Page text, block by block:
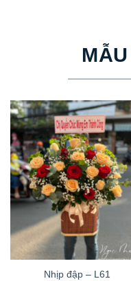
Nhịp đập – L61